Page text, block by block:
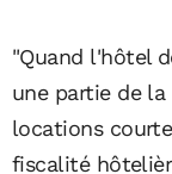
"Quand l'hôtel
une partie de la
locations
fiscalité